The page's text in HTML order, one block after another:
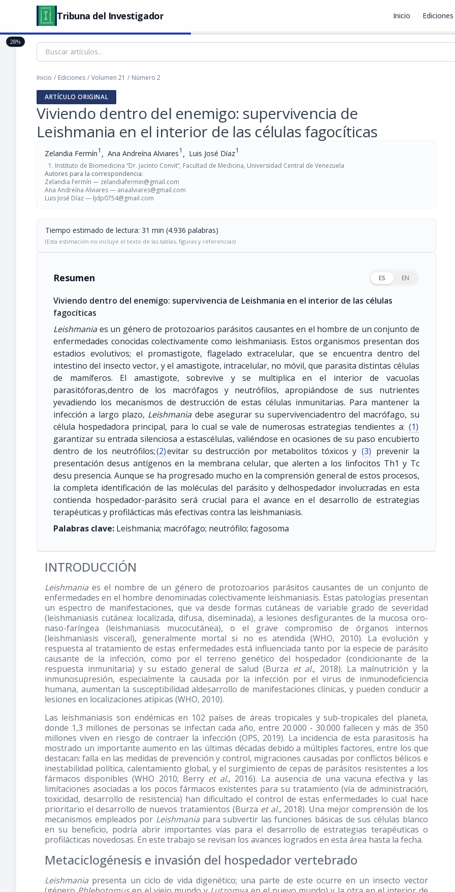
Tribuna del Investigador Inicio Ediciones
Inicio / Ediciones / Volumen 21 / Número 2
ARTÍCULO ORIGINAL
Viviendo dentro del enemigo: supervivencia de
Leishmania en el interior de las células fagocíticas
Zelandia Fermín1 , Ana Andreína Alviares1 , Luis José Díaz1
Instituto de Biomedicina “Dr. Jacinto Convit”, Facultad de Medicina, Universidad Central de Venezuela
Autores para la correspondencia:
Zelandia Fermín — zelandiafermin@gmail.com
Ana Andreína Alviares — anaalviares@gmail.com
Luis José Díaz — ljdp0754@gmail.com
Tiempo estimado de lectura: 31 min (4.936 palabras)
(Esta estimación no incluye el texto de las tablas, figuras y referencias)
Resumen ES EN
Viviendo dentro del enemigo: supervivencia de Leishmania en el interior de las células
fagocíticas
Leishmaniaes un género de protozoarios parásitos causantes en el hombre de un conjunto de
enfermedades conocidas colectivamente como leishmaniasis. Estos organismos presentan dos
estadios evolutivos; el promastigote, flagelado extracelular, que se encuentra dentro del
intestino del insecto vector, y el amastigote, intracelular, no móvil, que parasita distintas células
de mamíferos. El amastigote, sobrevive y se multiplica en el interior de vacuolas
parasitóforas,dentro de los macrófagos y neutrófilos, apropiándose de sus nutrientes
yevadiendo los mecanismos de destrucción de estas células inmunitarias. Para mantener la
infección a largo plazo, Leishmaniadebe asegurar su supervivenciadentro del macrófago, su
célula hospedadora principal, para lo cual se vale de numerosas estrategias tendientes a: (1)
garantizar su entrada silenciosa a estascélulas, valiéndose en ocasiones de su paso encubierto
dentro de los neutrófilos;(2)evitar su destrucción por metabolitos tóxicos y (3) prevenir la
presentación desus antígenos en la membrana celular, que alerten a los linfocitos Th1 y Tc
desu presencia. Aunque se ha progresado mucho en la comprensión general de estos procesos,
la completa identificación de las moléculas del parásito y delhospedador involucradas en esta
contienda hospedador-parásito será crucial para el avance en el desarrollo de estrategias
terapéuticas y profilácticas más efectivas contra las leishmaniasis.
Palabras clave: Leishmania; macrófago; neutrófilo; fagosoma
INTRODUCCIÓN
Leishmania es el nombre de un género de protozoarios parásitos causantes de un conjunto de
enfermedades en el hombre denominadas colectivamente leishmaniasis. Estas patologías presentan
un espectro de manifestaciones, que va desde formas cutáneas de variable grado de severidad
(leishmaniasis cutánea: localizada, difusa, diseminada), a lesiones desfigurantes de la mucosa oro-
naso-faríngea (leishmaniasis mucocutánea), o el grave compromiso de órganos internos
(leishmaniasis visceral), generalmente mortal si no es atendida (WHO, 2010). La evolución y
respuesta al tratamiento de estas enfermedades está influenciada tanto por la especie de parásito
causante de la infección, como por el terreno genético del hospedador (condicionante de la
respuesta inmunitaria) y su estado general de salud (Burza et al., 2018). La malnutrición y la
inmunosupresión, especialmente la causada por la infección por el virus de inmunodeficiencia
humana, aumentan la susceptibilidad aldesarrollo de manifestaciones clínicas, y pueden conducir a
lesiones en localizaciones atípicas (WHO, 2010).
Las leishmaniasis son endémicas en 102 países de áreas tropicales y sub-tropicales del planeta,
donde 1,3 millones de personas se infectan cada año, entre 20.000 - 30.000 fallecen y más de 350
millones viven en riesgo de contraer la infección (OPS, 2019). La incidencia de esta parasitosis ha
mostrado un importante aumento en las últimas décadas debido a múltiples factores, entre los que
destacan: falla en las medidas de prevención y control, migraciones causadas por conflictos bélicos e
inestabilidad política, calentamiento global, y el surgimiento de cepas de parásitos resistentes a los
fármacos disponibles (WHO 2010; Berry et al., 2016). La ausencia de una vacuna efectiva y las
limitaciones asociadas a los pocos fármacos existentes para su tratamiento (vía de administración,
toxicidad, desarrollo de resistencia) han dificultado el control de estas enfermedades lo cual hace
prioritario el desarrollo de nuevos tratamientos (Burza et al., 2018). Una mejor comprensión de los
mecanismos empleados por Leishmaniapara subvertir las funciones básicas de sus células blanco
en su beneficio, podría abrir importantes vías para el desarrollo de estrategias terapéuticas o
profilácticas novedosas. En este trabajo se revisan los avances logrados en esta área hasta la fecha.
Metaciclogénesis e invasión del hospedador vertebrado
Leishmania presenta un ciclo de vida digenético; una parte de este ocurre en un insecto vector
28%